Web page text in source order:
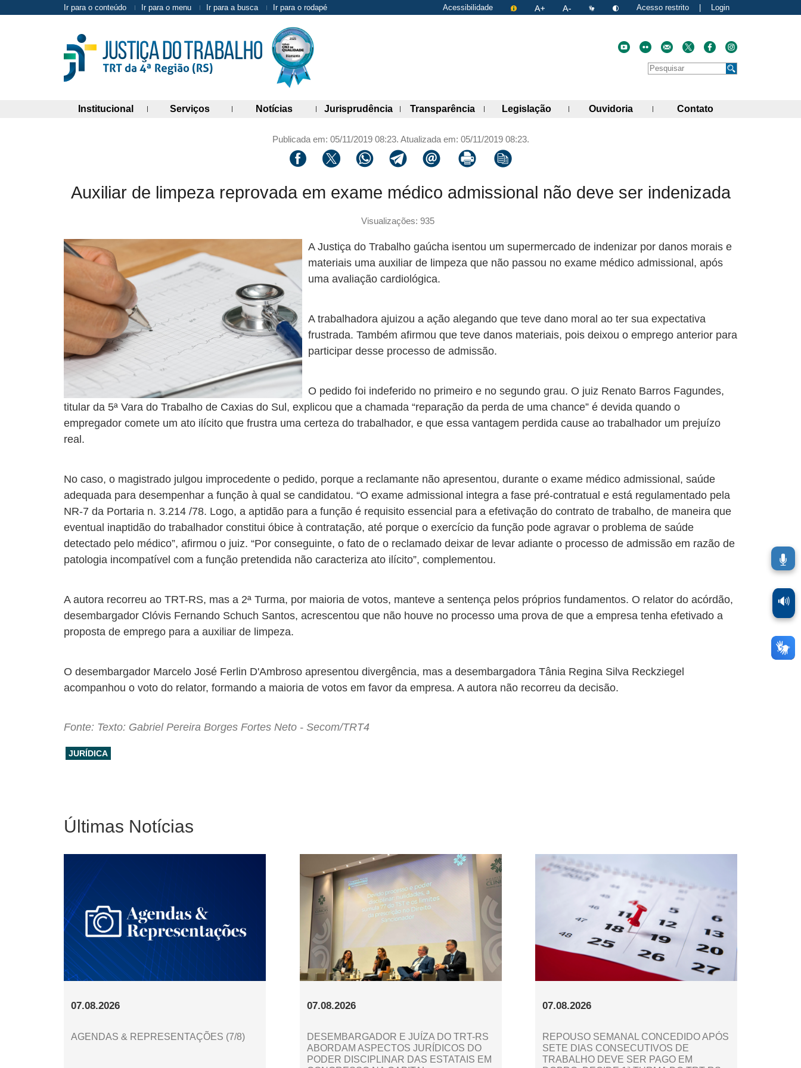
Ir para o conteúdo Ir para o menu Ir para a busca Ir para o rodapé Acessibilidade Acesso restrito Login
Faça uma pesquisa no site
Pesquisar
Institucional(abre painel de links)
Serviços(abre painel de links)
Notícias(abre painel de links)
Jurisprudência(abre painel de links)
Transparência (abre painel de links)
Legislação(abre painel de links)
Ouvidoria (abre painel de links)
Contato(abre painel de
Publicada em: 05/11/2019 08:23. Atualizada em: 05/11/2019 08:23.
Compartilhar via facebook
Compartilhar via twitter
Compartilhar via whatsapp
Compartilhar via telegram
Compartilhar via email
Imprimir a página atual
Copiar link para a área de transferência
Auxiliar de limpeza reprovada em exame médico admissional não deve ser indenizada
Visualizações: 935
A Justiça do Trabalho gaúcha isentou um supermercado de indenizar por danos morais e
materiais uma auxiliar de limpeza que não passou no exame médico admissional, após
uma avaliação cardiológica.
A trabalhadora ajuizou a ação alegando que teve dano moral ao ter sua expectativa
frustrada. Também afirmou que teve danos materiais, pois deixou o emprego anterior para
participar desse processo de admissão.
O pedido foi indeferido no primeiro e no segundo grau. O juiz Renato Barros Fagundes,
titular da 5ª Vara do Trabalho de Caxias do Sul, explicou que a chamada “reparação da perda de uma chance” é devida quando o
empregador comete um ato ilícito que frustra uma certeza do trabalhador, e que essa vantagem perdida cause ao trabalhador um prejuízo
real.
No caso, o magistrado julgou improcedente o pedido, porque a reclamante não apresentou, durante o exame médico admissional, saúde
adequada para desempenhar a função à qual se candidatou. “O exame admissional integra a fase pré-contratual e está regulamentado pela
NR-7 da Portaria n. 3.214 /78. Logo, a aptidão para a função é requisito essencial para a efetivação do contrato de trabalho, de maneira que
eventual inaptidão do trabalhador constitui óbice à contratação, até porque o exercício da função pode agravar o problema de saúde
detectado pelo médico”, afirmou o juiz. “Por conseguinte, o fato de o reclamado deixar de levar adiante o processo de admissão em razão de
patologia incompatível com a função pretendida não caracteriza ato ilícito”, complementou.
A autora recorreu ao TRT-RS, mas a 2ª Turma, por maioria de votos, manteve a sentença pelos próprios fundamentos. O relator do acórdão,
desembargador Clóvis Fernando Schuch Santos, acrescentou que não houve no processo uma prova de que a empresa tenha efetivado a
proposta de emprego para a auxiliar de limpeza.
O desembargador Marcelo José Ferlin D'Ambroso apresentou divergência, mas a desembargadora Tânia Regina Silva Reckziegel
acompanhou o voto do relator, formando a maioria de votos em favor da empresa. A autora não recorreu da decisão.
Fonte: Texto: Gabriel Pereira Borges Fortes Neto - Secom/TRT4
JURÍDICA
Últimas Notícias
07.08.2026
AGENDAS & REPRESENTAÇÕES (7/8)
07.08.2026
DESEMBARGADOR E JUÍZA DO TRT-RS
ABORDAM ASPECTOS JURÍDICOS DO
PODER DISCIPLINAR DAS ESTATAIS EM
07.08.2026
REPOUSO SEMANAL CONCEDIDO APÓS
SETE DIAS CONSECUTIVOS DE
TRABALHO DEVE SER PAGO EM
🔊